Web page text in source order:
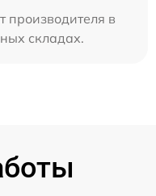
производителя в
складах.